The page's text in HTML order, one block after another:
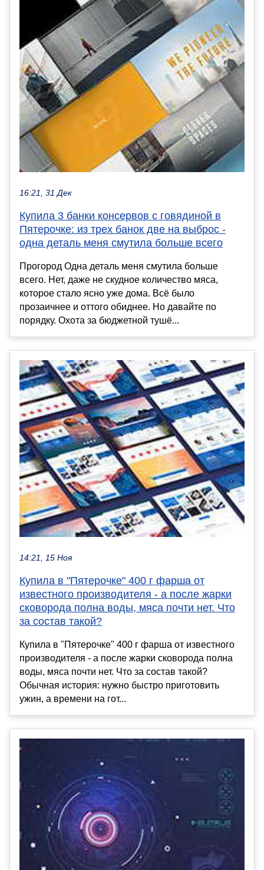
16:21, 31 Дек
Купила 3 банки консервов с говядиной в
Пятерочке: из трех банок две на выброс -
одна деталь меня смутила больше всего
Прогород Одна деталь меня смутила больше
всего. Нет, даже не скудное количество мяса,
которое стало ясно уже дома. Всё было
прозаичнее и оттого обиднее. Но давайте по
порядку. Охота за бюджетной тушё...
14:21, 15 Ноя
Купила в "Пятерочке" 400 г фарша от
известного производителя - а после жарки
сковорода полна воды, мяса почти нет. Что
за состав такой?
Купила в "Пятерочке" 400 г фарша от известного
производителя - а после жарки сковорода полна
воды, мяса почти нет. Что за состав такой?
Обычная история: нужно быстро приготовить
ужин, а времени на гот...